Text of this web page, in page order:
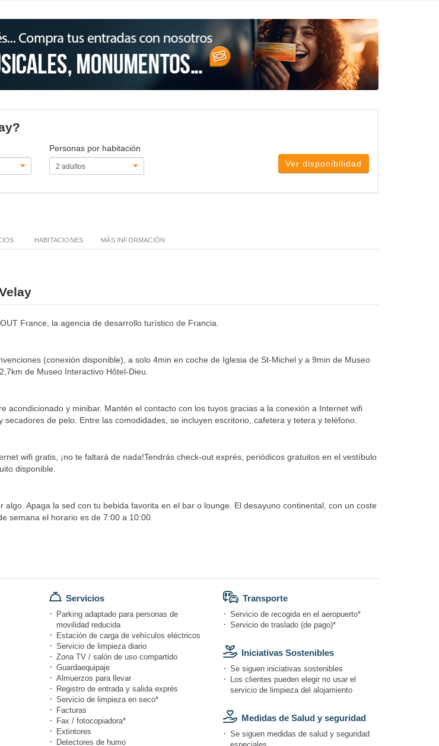
Personas por habitación
Ver disponibilidad
HABITACIONES MÁS INFORMACIÓN
France, la agencia de desarrollo turístico de Francia.
(conexión disponible), a solo 4min en coche de Iglesia de St-Michel y a 9min de Museo
de Museo Interactivo Hôtel-Dieu.
y minibar. Mantén el contacto con los tuyos gracias a la conexión a Internet wifi
de pelo. Entre las comodidades, se incluyen escritorio, cafetera y tetera y teléfono.
wifi gratis, ¡no te faltará de nada!Tendrás check-out exprés, periódicos gratuitos en el vestíbulo
disponible.
Apaga la sed con tu bebida favorita en el bar o lounge. El desayuno continental, con un coste
semana el horario es de 7:00 a 10:00.
Servicios
Parking adaptado para personas de
movilidad reducida
Estación de carga de vehículos eléctricos
Servicio de limpieza diario
Zona TV / salón de uso compartido
Guardaequipaje
Almuerzos para llevar
Registro de entrada y salida exprés
Servicio de limpieza en seco*
Facturas
Fax / fotocopiadora*
Extintores
Detectores de humo
Transporte
Servicio de recogida en el aeropuerto*
Servicio de traslado (de pago)*
Iniciativas Sostenibles
Se siguen iniciativas sostenibles
Los clientes pueden elegir no usar el
servicio de limpieza del alojamiento
Medidas de Salud y seguridad
Se siguen medidas de salud y seguridad